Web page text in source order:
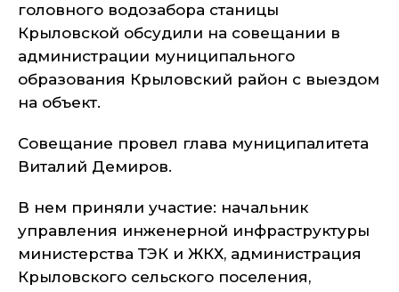
головного водозабора станицы
Крыловской обсудили на совещании в
администрации муниципального
образования Крыловский район с выездом
на объект.
Совещание провел глава муниципалитета
Виталий Демиров.
В нем приняли участие: начальник
управления инженерной инфраструктуры
министерства ТЭК и ЖКХ, администрация
Крыловского сельского поселения,